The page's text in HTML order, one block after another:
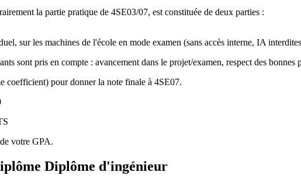
la partie pratique de 4SE03/07, est constituée de deux parties :
sur les machines de l'école en mode examen (sans accès interne, IA
sont pris en compte : avancement dans le projet/examen, respect des
coefficient) pour donner la note finale à 4SE07.
votre GPA.
Diplôme d'ingénieur